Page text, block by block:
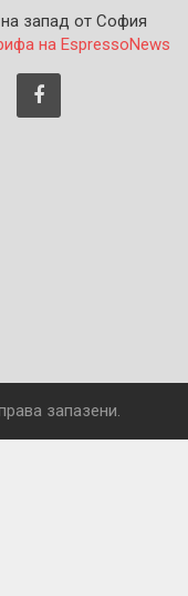
запад от София
на EspressoNews
запазени.